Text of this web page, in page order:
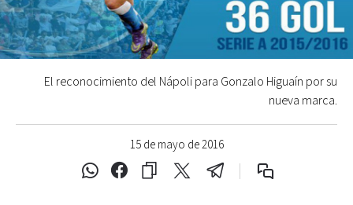
15 de mayo de 2016
El reconocimiento del Nápoli para Gonzalo Higuaín por su
nueva marca.